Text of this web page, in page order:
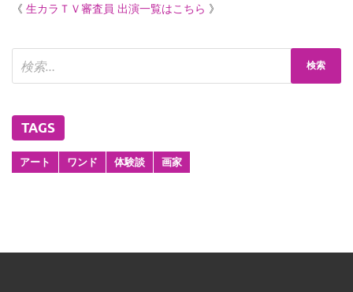
《 生カラＴＶ審査員 出演一覧はこちら 》
TAGS
アート ワンド 体験談 画家